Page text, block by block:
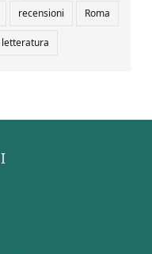
recensioni Roma